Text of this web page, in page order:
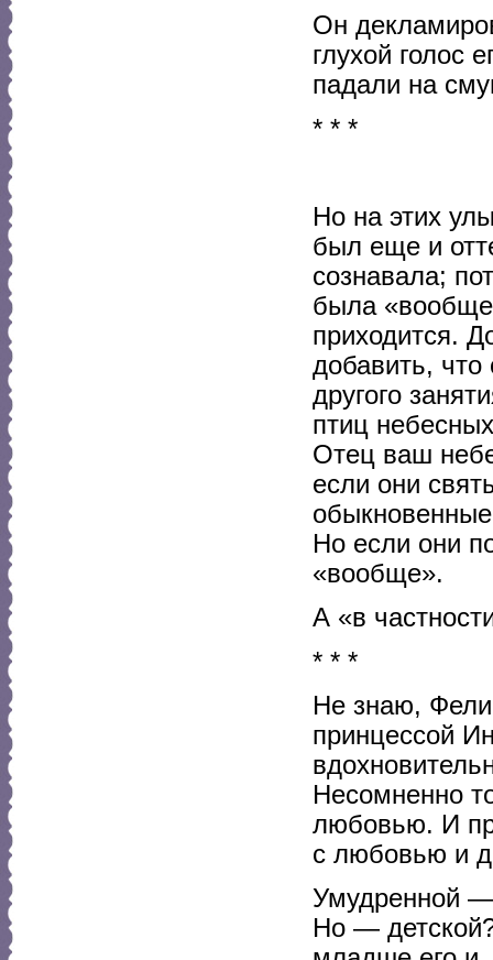
Он
глухой голос
падали на
* * *
Но на этих
был еще и
сознавала;
была
приходится.
добавить, что
другого
птиц
Отец ваш
если они
Но если они
«вообще».
А «в
* * *
Не знаю,
принцессой
Несомненно
любовью. И
с любовью и
Умудренной —
Но —